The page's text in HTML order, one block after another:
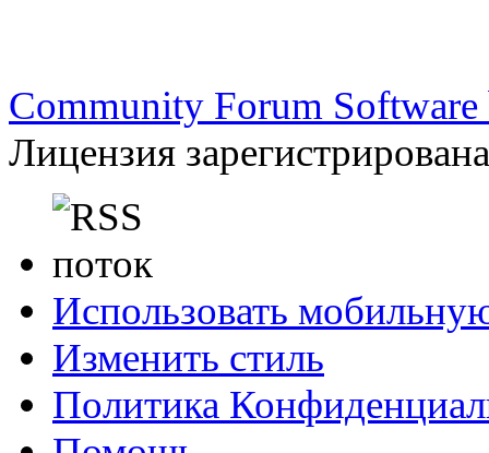
Community Forum Software
Лицензия
Использовать
Изменить стиль
Политика